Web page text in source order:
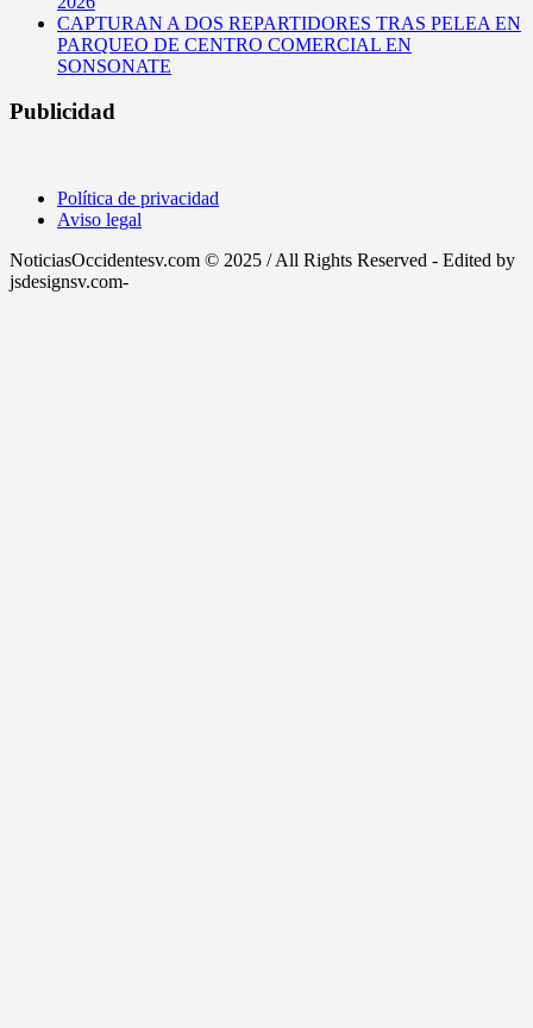
CAPTURAN A DOS REPARTIDORES TRAS PELEA EN
PARQUEO DE CENTRO COMERCIAL EN
SONSONATE
Publicidad
Política de privacidad
Aviso legal
NoticiasOccidentesv.com © 2025 / All Rights Reserved - Edited by
jsdesignsv.com-